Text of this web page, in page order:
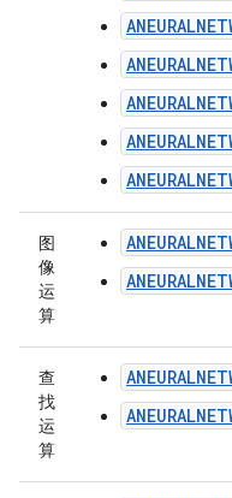
图
像
运
算
查
找
运
算